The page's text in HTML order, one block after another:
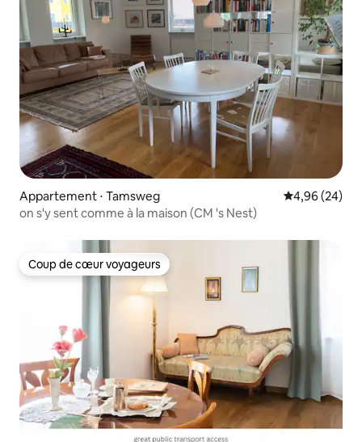
Appartement ⋅ Tamsweg Évaluation
4,96 (24)
on s'y sent comme à la maison (CM 's Nest)
Coup de cœur voyageurs
Coup de cœur voyageurs